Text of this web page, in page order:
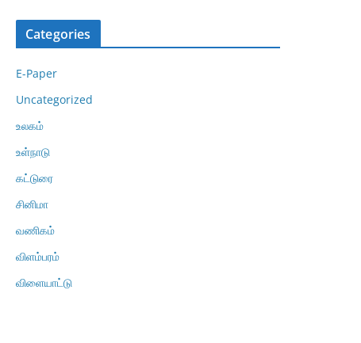
Categories
E-Paper
Uncategorized
உலகம்
உள்நாடு
கட்டுரை
சினிமா
வணிகம்
விளம்பரம்
விளையாட்டு